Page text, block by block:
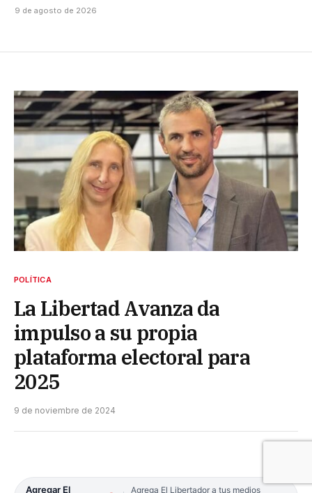
9 de agosto de 2026
POLÍTICA
La Libertad Avanza da
impulso a su propia
plataforma electoral para
2025
9 de noviembre de 2024
Agregar El Agrega El Libertador a tus medios